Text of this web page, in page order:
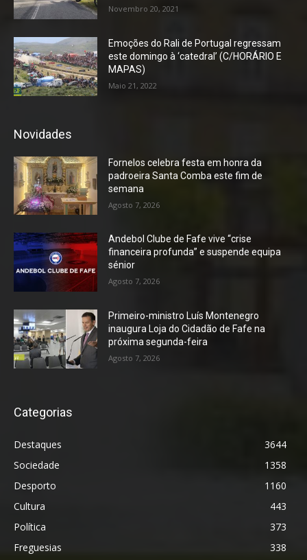
Novembro 20, 2021
Emoções do Rali de Portugal regressam
este domingo à ‘catedral’ (C/HORÁRIO E
MAPAS)
Maio 21, 2022
Novidades
Fornelos celebra festa em honra da
padroeira Santa Comba este fim de
semana
Agosto 7, 2026
Andebol Clube de Fafe vive “crise
financeira profunda” e suspende equipa
sénior
Agosto 7, 2026
Primeiro-ministro Luís Montenegro
inaugura Loja do Cidadão de Fafe na
próxima segunda-feira
Agosto 7, 2026
Categorias
Destaques
3644
Sociedade
1358
Desporto
1160
Cultura
443
Política
373
Freguesias
338